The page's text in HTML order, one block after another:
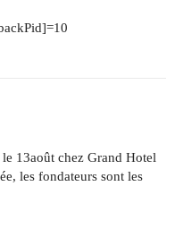
13août chez Grand Hotel
les fondateurs sont les